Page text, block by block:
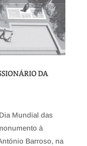
DA
Mundial das
à
Barroso, na